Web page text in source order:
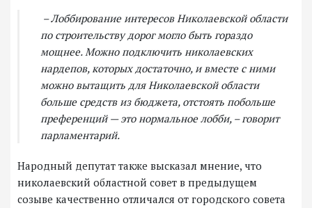
– Лоббирование интересов Николаевской области
по строительству дорог могло быть гораздо
мощнее. Можно подключить николаевских
нардепов, которых достаточно, и вместе с ними
можно вытащить для Николаевской области
больше средств из бюджета, отстоять побольше
преференций — это нормальное лобби, – говорит
парламентарий.
Народный депутат также высказал мнение, что
николаевский областной совет в предыдущем
созыве качественно отличался от городского совета